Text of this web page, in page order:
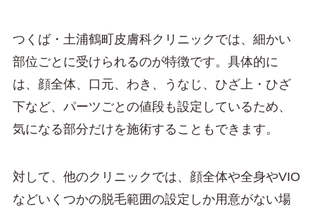
つくば・土浦鶴町皮膚科クリニックでは、細かい
部位ごとに受けられるのが特徴です。具体的に
は、顔全体、口元、わき、うなじ、ひざ上・ひざ
下など、パーツごとの値段も設定しているため、
気になる部分だけを施術することもできます。
対して、他のクリニックでは、顔全体や全身やVIO
などいくつかの脱毛範囲の設定しか用意がない場